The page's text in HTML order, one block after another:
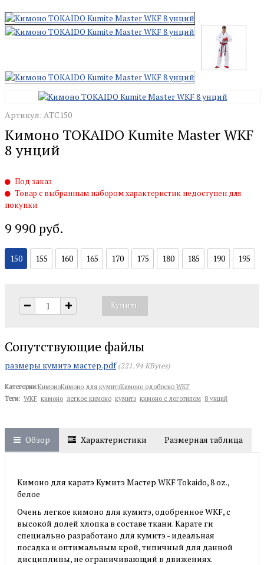
Артикул: ATC150
Кимоно TOKAIDO Kumite Master WKF
8 унций
Под заказ
Товар с выбранным набором характеристик недоступен для
покупки
9 990 руб.
150 155 160 165 170 175 180 185 190 195
Сопутствующие файлы
размеры кумитэ мастер.pdf 221.94 KBytes
Категории:КимоноКимоно для кумитэКимоно одобрено WKF
Теги: WKF кимоно легкое кимоно кумитэ кимоно с логотипом 8 унций
Обзор Характеристики Размерная таблица
Кимоно для каратэ Кумитэ Мастер WKF Tokaido, 8 oz.,
белое
Очень легкое кимоно для кумитэ, одобренное WKF, с
высокой долей хлопка в составе ткани. Карате ги
специально разработано для кумитэ - идеальная
посадка и оптимальным крой, типичный для данной
дисциплины, не ограничивающий в движениях.